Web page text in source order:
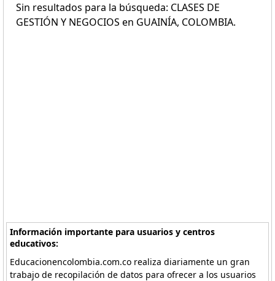
Sin resultados para la búsqueda: CLASES DE
GESTIÓN Y NEGOCIOS en GUAINÍA, COLOMBIA.
Información importante para usuarios y centros
educativos:
Educacionencolombia.com.co realiza diariamente un gran
trabajo de recopilación de datos para ofrecer a los usuarios